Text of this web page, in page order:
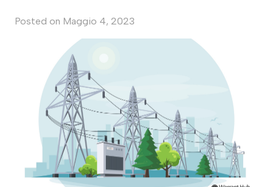
Posted on Maggio 4, 2023